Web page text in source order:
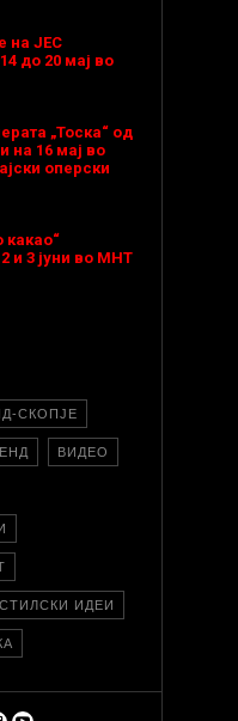
на ЈЕС
до 20 мај во
„Тоска“ од
на 16 мај во
оперски
какао“
и 3 јуни во МНТ
СКОПЈЕ
ВИДЕО
СТИЛСКИ ИДЕИ